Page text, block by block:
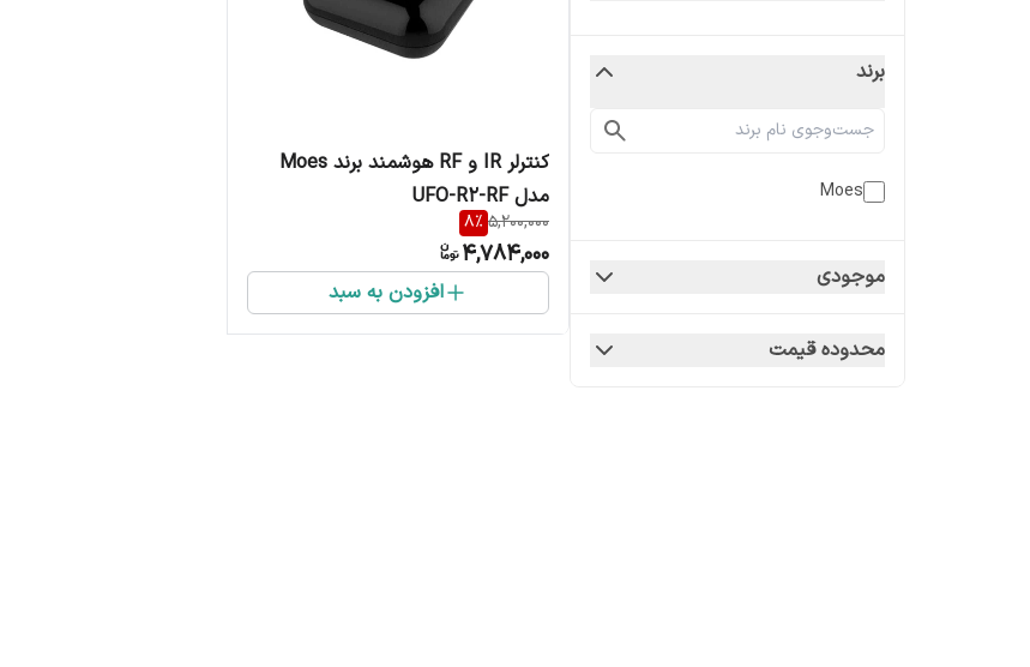
برند
Moes
موجودی
محدوده قیمت
کنترلر IR و RF هوشمند برند Moes
مدل UFO-R2-RF
5,200,000
8%
4,784,000
افزودن به سبد